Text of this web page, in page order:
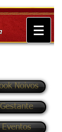
Noivos
Gestante
Eventos